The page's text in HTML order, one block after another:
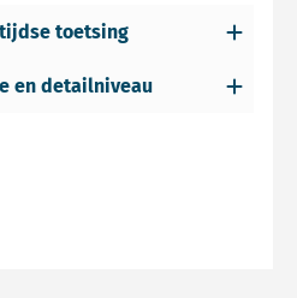
toetsing
en detailniveau